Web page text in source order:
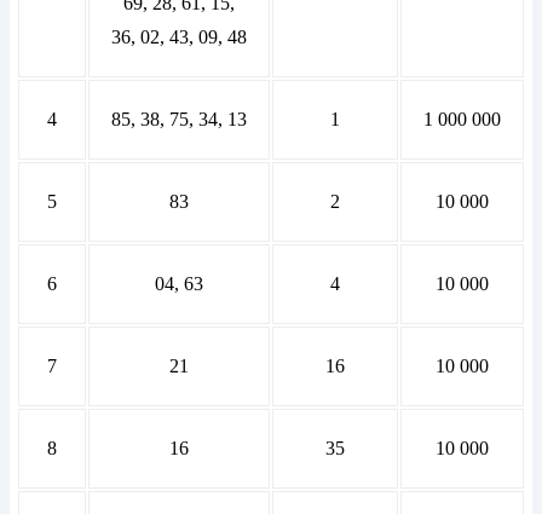
36, 02, 43, 09, 48
4 85, 38, 75, 34, 13 1 1 000 000
5 83 2 10 000
6 04, 63 4 10 000
7 21 16 10 000
8 16 35 10 000